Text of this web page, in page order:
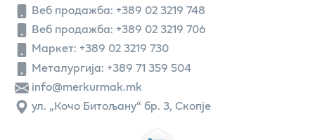
Веб продажба: +389 02 3219 748
Веб продажба: +389 02 3219 706
Маркет: +389 02 3219 730
Металургија: +389 71 359 504
info@merkurmak.mk
ул. „Кочо Битољану“ бр. 3, Скопје